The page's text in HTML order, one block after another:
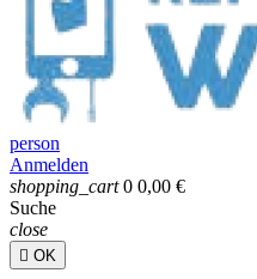
person
Anmelden
shopping_cart 0 0,00 €
Suche
close
 OK